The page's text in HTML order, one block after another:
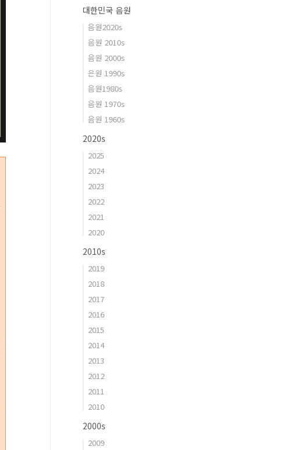
대한민국 음원
음원2020s
음원 2010s
음원 2000s
은원 1990s
음원1980s
음원 1970s
음원 1960s
2020s
2025
2024
2023
2022
2021
2020
2010s
2019
2018
2017
2016
2015
2014
2013
2012
2011
2010
2000s
2009